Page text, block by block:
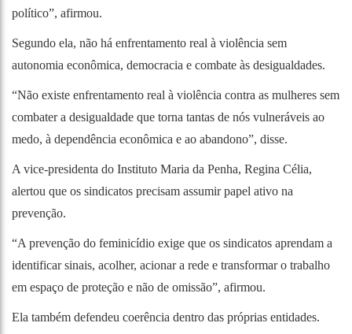
político”, afirmou.
Segundo ela, não há enfrentamento real à violência sem
autonomia econômica, democracia e combate às desigualdades.
“Não existe enfrentamento real à violência contra as mulheres sem
combater a desigualdade que torna tantas de nós vulneráveis ao
medo, à dependência econômica e ao abandono”, disse.
A vice-presidenta do Instituto Maria da Penha, Regina Célia,
alertou que os sindicatos precisam assumir papel ativo na
prevenção.
“A prevenção do feminicídio exige que os sindicatos aprendam a
identificar sinais, acolher, acionar a rede e transformar o trabalho
em espaço de proteção e não de omissão”, afirmou.
Ela também defendeu coerência dentro das próprias entidades.